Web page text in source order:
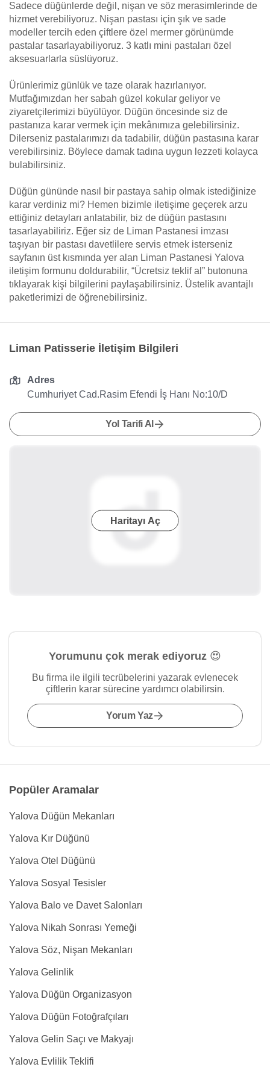
Sadece düğünlerde değil, nişan ve söz merasimlerinde de
hizmet verebiliyoruz. Nişan pastası için şık ve sade
modeller tercih eden çiftlere özel mermer görünümde
pastalar tasarlayabiliyoruz. 3 katlı mini pastaları özel
aksesuarlarla süslüyoruz.
Ürünlerimiz günlük ve taze olarak hazırlanıyor.
Mutfağımızdan her sabah güzel kokular geliyor ve
ziyaretçilerimizi büyülüyor. Düğün öncesinde siz de
pastanıza karar vermek için mekânımıza gelebilirsiniz.
Dilerseniz pastalarımızı da tadabilir, düğün pastasına karar
verebilirsiniz. Böylece damak tadına uygun lezzeti kolayca
bulabilirsiniz.
Düğün gününde nasıl bir pastaya sahip olmak istediğinize
karar verdiniz mi? Hemen bizimle iletişime geçerek arzu
ettiğiniz detayları anlatabilir, biz de düğün pastasını
tasarlayabiliriz. Eğer siz de Liman Pastanesi imzası
taşıyan bir pastası davetlilere servis etmek isterseniz
sayfanın üst kısmında yer alan Liman Pastanesi Yalova
iletişim formunu doldurabilir, “Ücretsiz teklif al” butonuna
tıklayarak kişi bilgilerini paylaşabilirsiniz. Üstelik avantajlı
paketlerimizi de öğrenebilirsiniz.
Liman Patisserie İletişim Bilgileri
Adres
Cumhuriyet Cad.Rasim Efendi İş Hanı No:10/D
Yol Tarifi Al
Haritayı Aç
Yorumunu çok merak ediyoruz 😍
Bu firma ile ilgili tecrübelerini yazarak evlenecek
çiftlerin karar sürecine yardımcı olabilirsin.
Yorum Yaz
Popüler Aramalar
Yalova Düğün Mekanları
Yalova Kır Düğünü
Yalova Otel Düğünü
Yalova Sosyal Tesisler
Yalova Balo ve Davet Salonları
Yalova Nikah Sonrası Yemeği
Yalova Söz, Nişan Mekanları
Yalova Gelinlik
Yalova Düğün Organizasyon
Yalova Düğün Fotoğrafçıları
Yalova Gelin Saçı ve Makyajı
Yalova Evlilik Teklifi